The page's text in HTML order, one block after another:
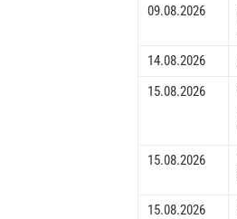
09.08.2026
14.08.2026
15.08.2026
15.08.2026
15.08.2026